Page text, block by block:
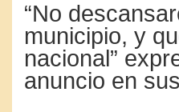
“No
municipio, y
nacional”
anuncio en